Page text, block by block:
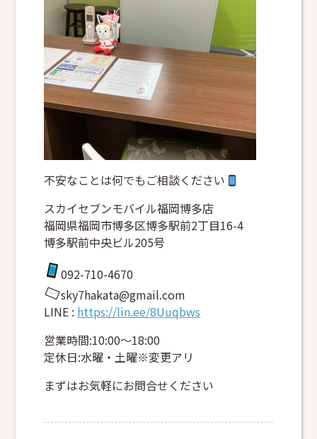
不安なことは何でもご相談ください
スカイセブンモバイル福岡博多店
福岡県福岡市博多区博多駅前2丁目16-4
博多駅前中央ビル205号
092-710-4670
sky7hakata@gmail.com
LINE : https://lin.ee/8Uuqbws
営業時間:10:00～18:00
定休日:水曜・土曜※変更アリ
まずはお気軽にお問合せください